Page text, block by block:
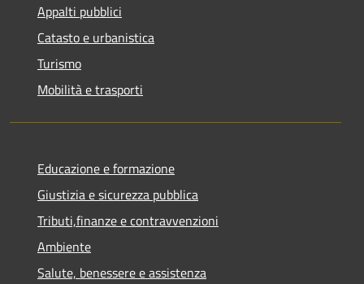
Appalti pubblici
Catasto e urbanistica
Turismo
Mobilità e trasporti
Educazione e formazione
Giustizia e sicurezza pubblica
Tributi,finanze e contravvenzioni
Ambiente
Salute, benessere e assistenza